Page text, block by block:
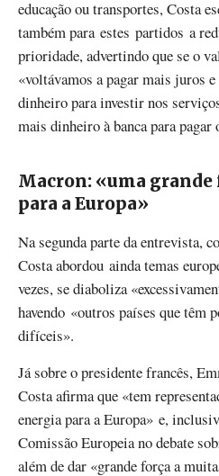
educação ou transportes, Costa
também para estes partidos a
prioridade, advertindo que se o
«voltávamos a pagar mais juros
dinheiro para investir nos
mais dinheiro à banca para
Macron: «uma grande
para a Europa»
Na segunda parte da entrevista,
Costa abordou ainda temas
vezes, se diaboliza
havendo «outros países que têm
difíceis».
Já sobre o presidente francês,
Costa afirma que «tem
energia para a Europa» e,
Comissão Europeia no debate
além de dar «grande força a